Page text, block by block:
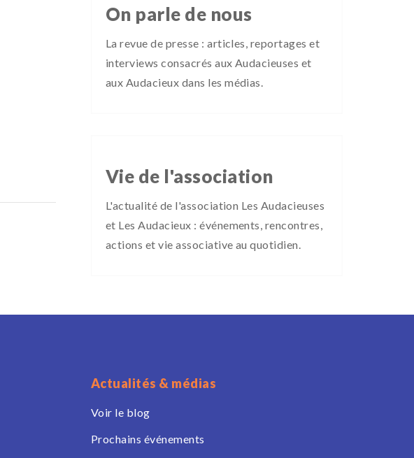
On parle de nous
La revue de presse : articles, reportages et
interviews consacrés aux Audacieuses et
aux Audacieux dans les médias.
Vie de l'association
L'actualité de l'association Les Audacieuses
et Les Audacieux : événements, rencontres,
actions et vie associative au quotidien.
Actualités & médias
Voir le blog
Prochains événements